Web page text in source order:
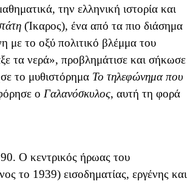
την ελληνική ιστορία και
(Ίκαρος), ένα από τα πιο διάσημα
με το οξύ πολιτικό βλέμμα του
τα νερά», προβλημάτισε και σήκωσε
το μυθιστόρημα Το τηλεφώνημα που
ο Γαλανόσκυλος, αυτή τη φορά
Ο κεντρικός ήρωας του
το 1939) εισοδηματίας, εργένης και